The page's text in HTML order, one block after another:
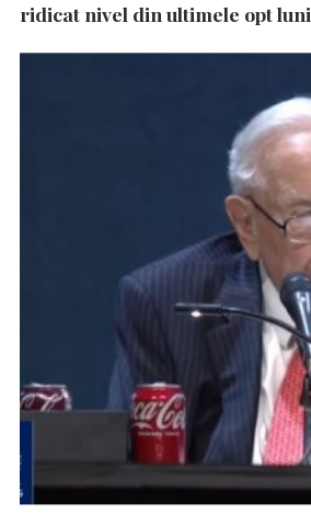
ridicat nivel din ultimele opt luni